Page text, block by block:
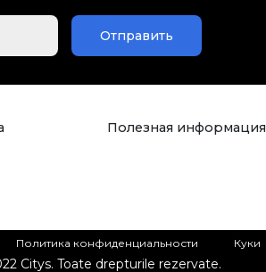
Отправить
Полезная информация
Политика конфиденциальности Куки
Citys. Toate drepturile rezervate.